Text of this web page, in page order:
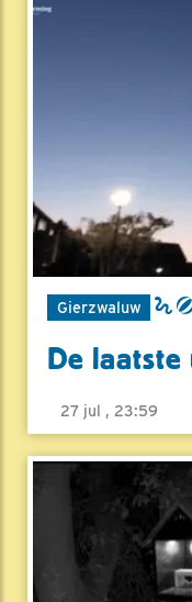
Gierzwaluw
De laatste
27 jul , 23:59